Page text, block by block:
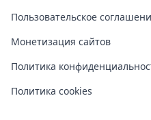
Пользовательское
Монетизация сайтов
Политика
Политика cookies